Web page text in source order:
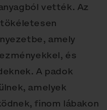
vették. Az
tökéletesen
amely
és
A padok
amelyek
finom lábakon